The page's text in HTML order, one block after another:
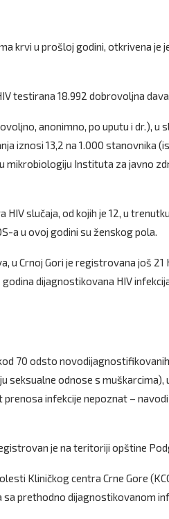
krvi u prošloj godini, otkrivena je
testirana 18.992 dobrovoljna
anonimno, po uputu i dr.), u
iznosi 13,2 na 1.000 stanovnika
mikrobiologiju Instituta za javno
slučaja, od kojih je 12, u
a u ovoj godini su ženskog pola.
u Crnoj Gori je registrovana još
dijagnostikovana HIV
70 odsto
seksualne odnose s
infekcije nepoznat –
je na teritoriji opštine
Kliničkog centra Crne Gore
sa prethodno dijagnostikovanom